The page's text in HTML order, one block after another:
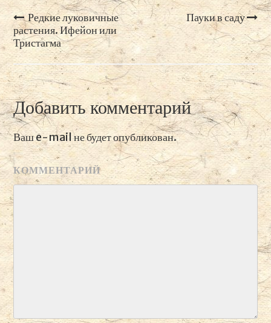
Навигация
по
записям
Редкие луковичные
растения. Ифейон или
Тристагма
Пауки в саду
Добавить комментарий
Ваш e-mail не будет опубликован.
КОММЕНТАРИЙ